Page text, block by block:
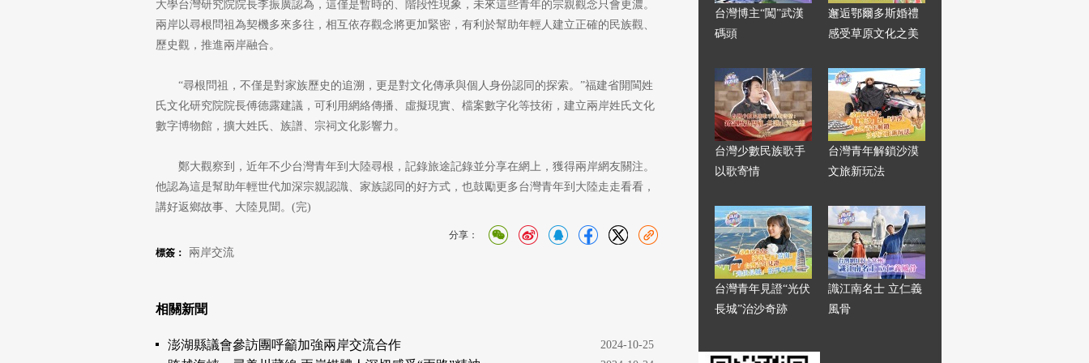
大學台灣研究院院長李振廣認為，這僅是暫時的、階段性現象，未來這些青年的宗親觀念只會更濃。
兩岸以尋根問祖為契機多來多往，相互依存觀念將更加緊密，有利於幫助年輕人建立正確的民族觀、
歷史觀，推進兩岸融合。
“尋根問祖，不僅是對家族歷史的追溯，更是對文化傳承與個人身份認同的探索。”福建省開閩姓
氏文化研究院院長傅德露建議，可利用網絡傳播、虛擬現實、檔案數字化等技術，建立兩岸姓氏文化
數字博物館，擴大姓氏、族譜、宗祠文化影響力。
鄭大觀察到，近年不少台灣青年到大陸尋根，記錄旅途記錄並分享在網上，獲得兩岸網友關注。
他認為這是幫助年輕世代加深宗親認識、家族認同的好方式，也鼓勵更多台灣青年到大陸走走看看，
講好返鄉故事、大陸見聞。(完)
分享：
標簽：
兩岸交流
相關新聞
2024-10-25
澎湖縣議會參訪團呼籲加強兩岸交流合作
台灣博主“闖”武漢
碼頭
邂逅鄂爾多斯婚禮
感受草原文化之美
台灣少數民族歌手
以歌寄情
台灣青年解鎖沙漠
文旅新玩法
台灣青年見證“光伏
長城”治沙奇跡
識江南名士 立仁義
風骨